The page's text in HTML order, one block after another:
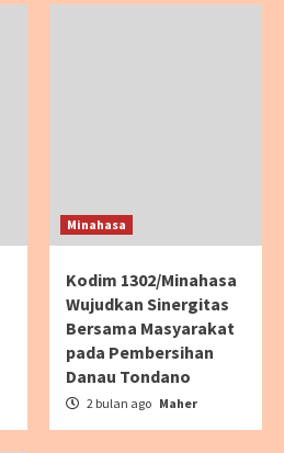
Minahasa
Kodim 1302/Minahasa
Wujudkan Sinergitas
Bersama Masyarakat
pada Pembersihan
Danau Tondano
2 bulan ago Maher